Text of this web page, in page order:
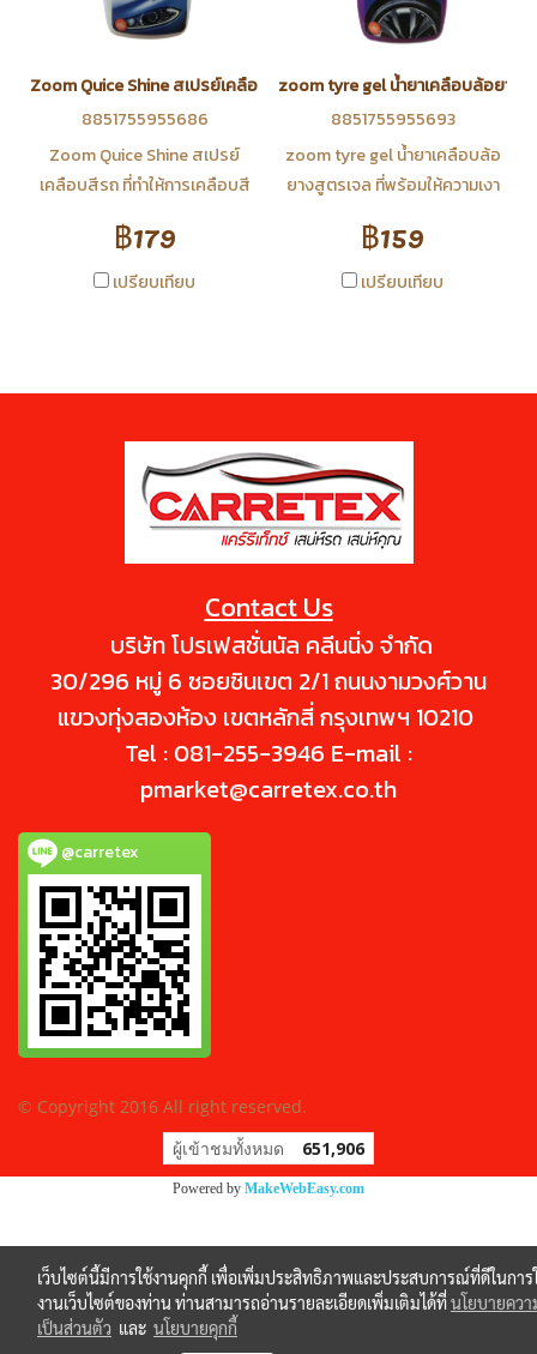
Zoom Quice Shine สเปรย์เคลือบสีรถ
8851755955686
Zoom Quice Shine สเปรย์
เคลือบสีรถ ที่ทำให้การเคลือบสี
ขึ้น ทำให้สีรถกลับมาเงางาม สีสัน
สดใสกว่าเดิม ช่วยลดการจับตัว
เกอร์เหมาะสำหรับรถผิวสีทั่วไป
สะอาดสดใสตลอดเวลา ขนาด
500 ml.
฿179
เปรียบเทียบ
zoom tyre gel น้ำยาเคลือบล้อยางสู
8851755955693
zoom tyre gel น้ำยาเคลือบล้อ
ยางสูตรเจล ที่พร้อมให้ความเงา
ใหม่อยู่เสมอด้วยตัวน้ำที่เป็นสูตร
เจลให้การยึดเกาะของน้ำยาทำได้ดี
แข็งกระด้าง ยางแตกลายก่อน
ติดล้อ จากการจอดรถหรือการ
ขับขี่ในที่มีฝุ่นละอองมาก สามารถ
ฉีดได้บ่อยตามความต้องการพื่อ
เป็นการบำรุงรักษาสภาพยาง และ
ยาง ยางขอบคิ้วคอนโซล ขนาด
500ml.
฿159
เปรียบเทียบ
Contact Us
บริษัท โปรเฟสชั่นนัล คลีนนิ่ง จำกัด
30/296 หมู่ 6 ซอยชินเขต 2/1 ถนนงามวงศ์วาน
แขวงทุ่งสองห้อง เขตหลักสี่ กรุงเทพฯ 10210
Tel : 081-255-3946 E-mail :
pmarket@carretex.co.th
@carretex
© Copyright 2016 All right reserved.
ผู้เข้าชมทั้งหมด
651,906
Powered by MakeWebEasy.com
เว็บไซต์นี้มีการใช้งานคุกกี้ เพื่อเพิ่มประสิทธิภาพและประสบการณ์ที่ดีในการ
งานเว็บไซต์ของท่าน ท่านสามารถอ่านรายละเอียดเพิ่มเติมได้ที่นโยบายคว
เป็นส่วนตัว และ นโยบายคุกกี้